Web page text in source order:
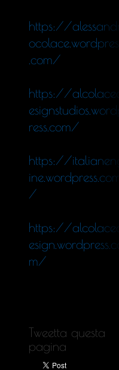
https://alessandr
ocolace.wordpress
.com/
https://alcolaced
esignstudios.wordp
ress.com/
https://italianeng
ine.wordpress.com
/
https://alcolaced
esign.wordpress.co
m/
Tweetta questa
pagina